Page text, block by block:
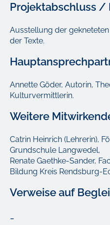
Projektabschluss /
Ausstellung der
der Texte.
Annette Göder, Autorin,
Kulturvermittlerin.
Weitere
Catrin Heinrich (Lehrerin),
Grundschule Langwedel,
Renate Gaethke-Sander,
Bildung Kreis Rendsburg-
Verweise auf
-